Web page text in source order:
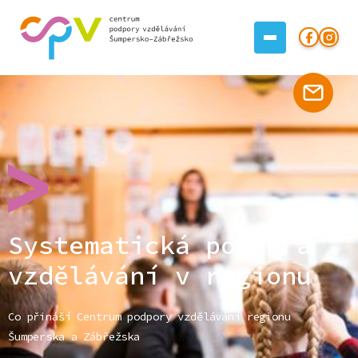
Systematická podpora
vzdělávání v regionu
Co přináší Centrum podpory vzdělávání regionu
Šumperska a Zábřežska